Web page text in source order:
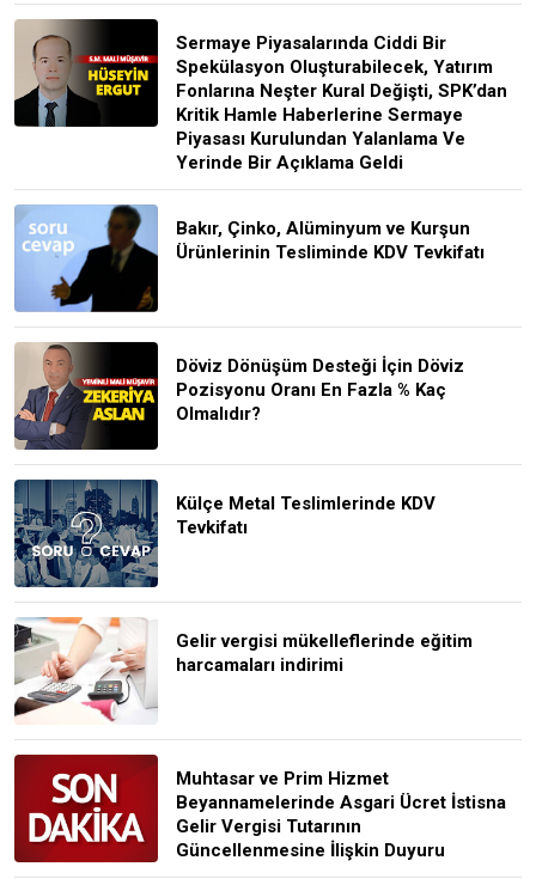
Sermaye Piyasalarında Ciddi Bir
Spekülasyon Oluşturabilecek, Yatırım
Fonlarına Neşter Kural Değişti, SPK’dan
Kritik Hamle Haberlerine Sermaye
Piyasası Kurulundan Yalanlama Ve
Yerinde Bir Açıklama Geldi
Bakır, Çinko, Alüminyum ve Kurşun
Ürünlerinin Tesliminde KDV Tevkifatı
Döviz Dönüşüm Desteği İçin Döviz
Pozisyonu Oranı En Fazla % Kaç
Olmalıdır?
Külçe Metal Teslimlerinde KDV
Tevkifatı
Gelir vergisi mükelleflerinde eğitim
harcamaları indirimi
Muhtasar ve Prim Hizmet
Beyannamelerinde Asgari Ücret İstisna
Gelir Vergisi Tutarının
Güncellenmesine İlişkin Duyuru